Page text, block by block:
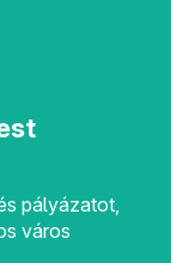
pályázatot,
város